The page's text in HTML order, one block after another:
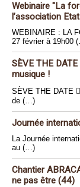
Webinaire "La
l’association
WEBINAIRE : LA
27 février à 19h00
SÈVE THE
musique !
SÈVE THE DATE
de (…)
Journée
La Journée
au (…)
Chantier
ne pas être (44)